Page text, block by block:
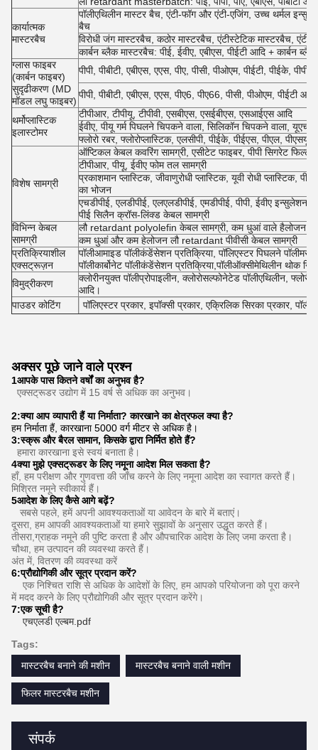
कार्यात्मक
मास्टरबैच
पॉलीएथिलीन मास्टर बैच, एंटी-फॉग और एंटी-एजिंग, उच्च थर्मल
बैच
विरोधी जंग मास्टरबैच, कठोर मास्टरबैच, एंटीस्टेटिक मास्टरबैच,
कार्बन ब्लैक मास्टरबैच: पीई, ईवीए, एबीएस, पीईटी आदि + कार्बन ब्लैक
ग्लास फाइबर
(कार्बन फाइबर)
सुदृढीकरण (MD
मॉडल लघु फाइबर)
पीपी, पीबीटी, एबीएस, एएस, पीए, पीसी, पीओएम, पीईटी, पीईके,
पीपी, पीबीटी, एबीएस, एएस, पीए6, पीए66, पीसी, पीओएम, पीईटी
थर्मोप्लास्टिक
इलास्टोमर
टीपीआर, टीपीयू, टीपीवी, एसबीएस, एसईबीएस, एसआईएस आदि
ईवीए, पीयू गर्म पिघलने चिपकने वाला, सिलिकॉन चिपकने वाला,
फ्लोरो रबर, फ्लोरोप्लास्टिक, एलसीपी, पीईके, पीईएस, पीएल, पीएसयू
विशेष सामग्री
ऑप्टिकल केबल कवरिंग सामग्री, एसीटेट फाइबर, पीपी सिगरेट फिल्टर
टीपीआर, पीयू, ईवीए फोम तल सामग्री
प्रकाशमान प्लास्टिक, जीवाणुरोधी प्लास्टिक, यूवी रोधी प्लास्टिक,
का भोजन
एचडीपीई, एलडीपीई, एलएलडीपीई, एमडीपीई, पीपी, ईवीए इन्सुलेशन
पीई सिलैन क्रॉस-लिंक्ड केबल सामग्री
विभिन्न केबल
सामग्री
लौ retardant polyolefin केबल सामग्री, कम धुआं वाले हैलोजन
कम धुआं और कम हेलोजन लौ retardant पीवीसी केबल सामग्री
प्रतिक्रियाशील
एक्सट्रूज़न
पॉलीआमाइड पॉलीकंडेंसेशन प्रतिक्रिया, पॉलिएस्टर पिघलने
पॉलीकार्बोनेट पॉलीकंडेंसेशन प्रतिक्रिया,पॉलीऑक्सीमेथिलीन थोक
विमुद्रीकरण
क्लोरीनयुक्त पॉलीप्रोपाइलीन, क्लोरोसल्फोनेटेड पॉलीएथिलीन,
आदि।
पाउडर कोटिंग
पॉलिएस्टर प्रकार, इपॉक्सी प्रकार, एक्रिलिक सिरका प्रकार,